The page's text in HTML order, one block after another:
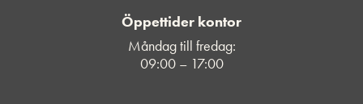
Öppettider kontor
Måndag till fredag:
09:00 – 17:00